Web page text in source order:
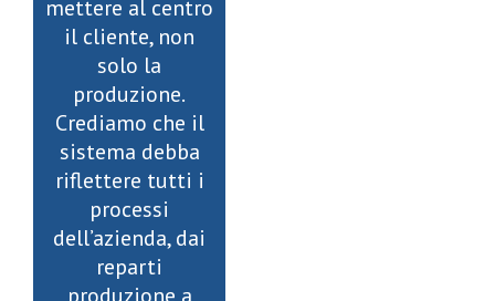
mettere al centro
il cliente, non
solo la
produzione.
Crediamo che il
sistema debba
riflettere tutti i
processi
dell’azienda, dai
reparti